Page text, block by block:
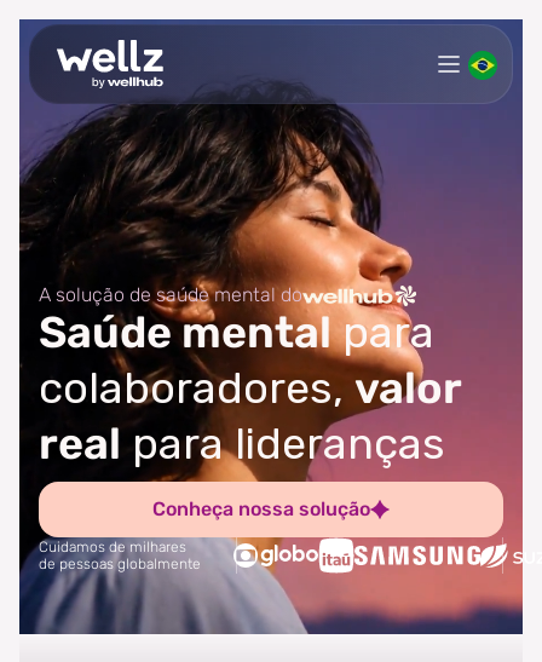
A solução de saúde mental do
Saúde mentalpara
colaboradores, valor
real para lideranças
Conheça nossa solução
Cuidamos de milhares
de pessoas globalmente